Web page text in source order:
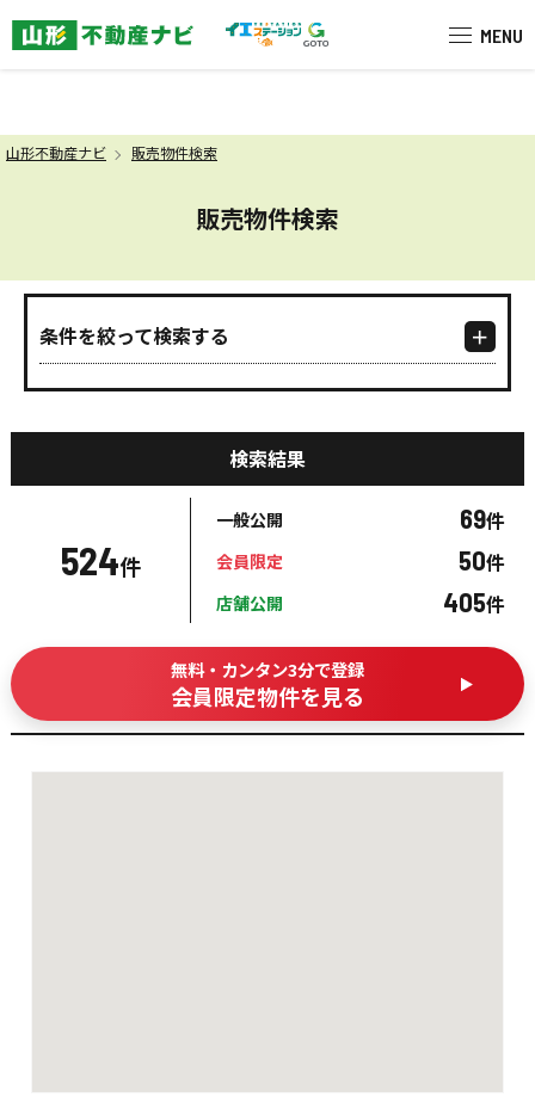
米沢市を中心に南陽市・高畠町・
MENU
山形不動産ナビ 販売物件検索
販売物件検索
条件を絞って検索する
検索結果
524件
一般公開 69件
会員限定 50件
店舗公開 405件
無料・カンタン3分で登録
会員限定物件を見る